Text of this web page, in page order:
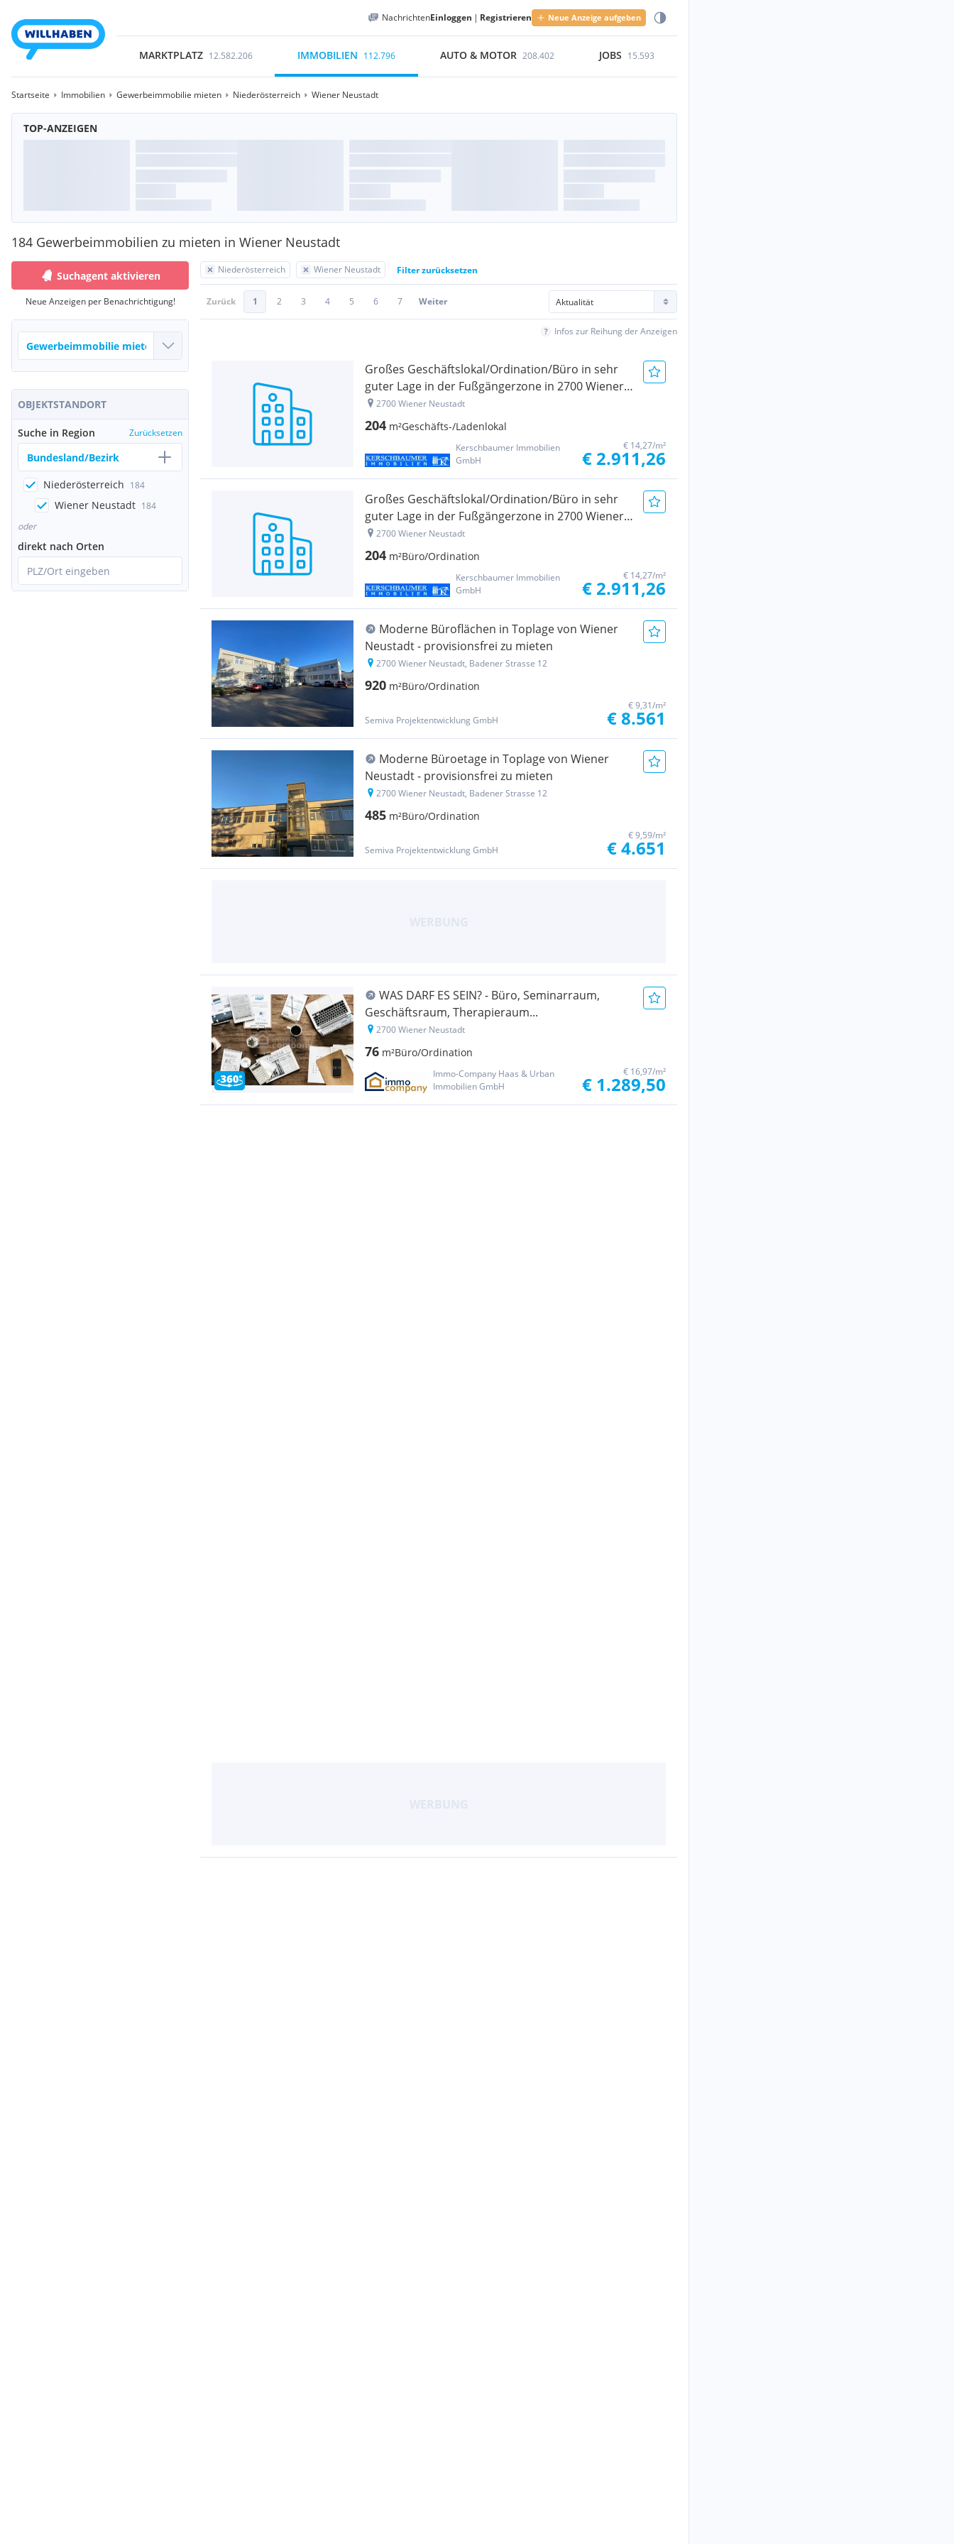
NachrichtenEinloggen | Registrieren Neue Anzeige aufgeben
MARKTPLATZ 12.582.206 IMMOBILIEN 112.796 AUTO & MOTOR 208.402 JOBS 15.593
Startseite Immobilien Gewerbeimmobilie mieten Niederösterreich Wiener Neustadt
TOP-ANZEIGEN
184 Gewerbeimmobilien zu mieten in Wiener Neustadt
Suchagent aktivieren
Neue Anzeigen per Benachrichtigung!
OBJEKTSTANDORT
Suche in Region Zurücksetzen
Bundesland/Bezirk
Niederösterreich 184
Wiener Neustadt 184
oder
direkt nach Orten
PLZ/Ort eingeben
Niederösterreich Wiener Neustadt Filter zurücksetzen
Zurück 1 2 3 4 5 6 7 Weiter
Infos zur Reihung der Anzeigen
Großes Geschäftslokal/Ordination/Büro in sehr
guter Lage in der Fußgängerzone in 2700 Wiener
Neustadt
2700 Wiener Neustadt
204 m²Geschäfts-/Ladenlokal
Kerschbaumer Immobilien
GmbH
€ 14,27/m²
€ 2.911,26
Großes Geschäftslokal/Ordination/Büro in sehr
guter Lage in der Fußgängerzone in 2700 Wiener
Neustadt
2700 Wiener Neustadt
204 m²Büro/Ordination
Kerschbaumer Immobilien
GmbH
€ 14,27/m²
€ 2.911,26
Moderne Büroflächen in Toplage von Wiener
Neustadt - provisionsfrei zu mieten
2700 Wiener Neustadt, Badener Strasse 12
920 m²Büro/Ordination
Semiva Projektentwicklung GmbH
€ 9,31/m²
€ 8.561
Moderne Büroetage in Toplage von Wiener
Neustadt - provisionsfrei zu mieten
2700 Wiener Neustadt, Badener Strasse 12
485 m²Büro/Ordination
Semiva Projektentwicklung GmbH
€ 9,59/m²
€ 4.651
WAS DARF ES SEIN? - Büro, Seminarraum,
Geschäftsraum, Therapieraum...
2700 Wiener Neustadt
76 m²Büro/Ordination
Immo-Company Haas & Urban
Immobilien GmbH
€ 16,97/m²
€ 1.289,50